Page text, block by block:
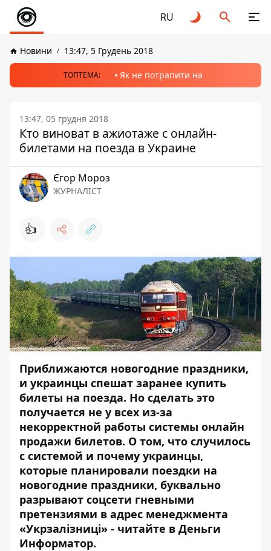
RU
Новини 13:47, 5 Грудень 2018
ТОПТЕМА: Як не потрапити на
13:47, 05 грудня 2018
Кто виноват в ажиотаже с онлайн-
билетами на поезда в Украине
Єгор Мороз
ЖУРНАЛІСТ
👍
Приближаются новогодние праздники,
и украинцы спешат заранее купить
билеты на поезда. Но сделать это
получается не у всех из-за
некорректной работы системы онлайн
продажи билетов. О том, что случилось
с системой и почему украинцы,
которые планировали поездки на
новогодние праздники, буквально
разрывают соцсети гневными
претензиями в адрес менеджмента
«Укрзалізниці» - читайте в Деньги
Информатор.